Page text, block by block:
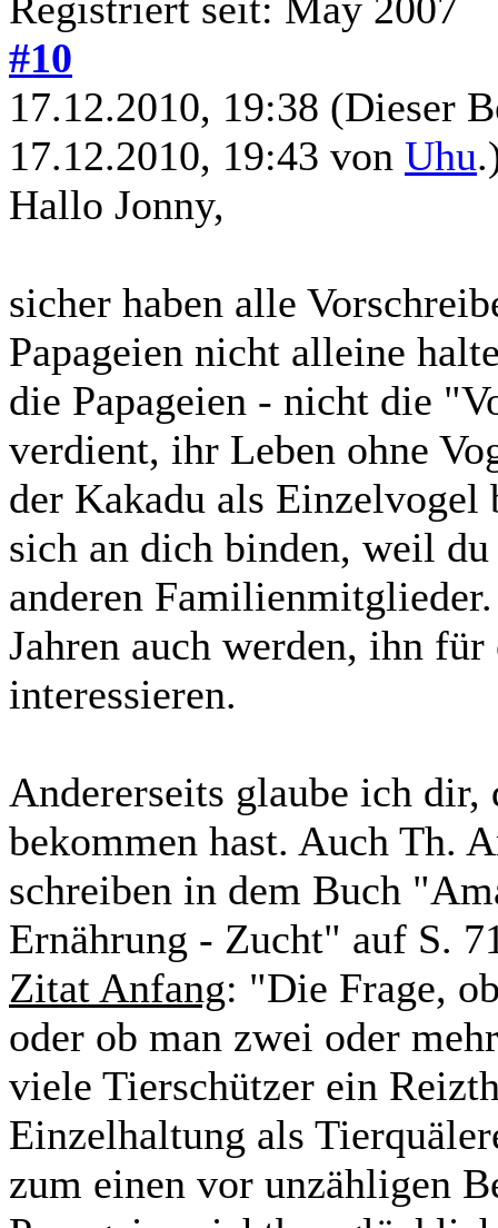
#10
17.12.2010, 19:38 (Dieser
17.12.2010, 19:43 von Uhu
Hallo Jonny,
sicher haben alle
Papageien nicht alleine
die Papageien - nicht die
verdient, ihr Leben ohne
der Kakadu als
sich an dich binden, weil
anderen
Jahren auch werden, ihn
interessieren.
Andererseits glaube ich dir,
bekommen hast. Auch Th.
schreiben in dem Buch
Ernährung - Zucht" auf S.
Zitat Anfang: "Die Frage,
oder ob man zwei oder
viele Tierschützer ein
Einzelhaltung als
zum einen vor unzähligen